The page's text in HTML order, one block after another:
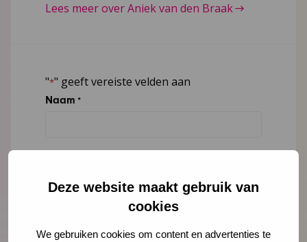
Deze website maakt gebruik van
cookies
We gebruiken cookies om content en advertenties te
Lees meer over Aniek van den Braak
"*" geeft vereiste velden aan
Naam *